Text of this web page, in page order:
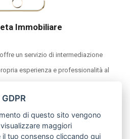
Immobiliare
un servizio di intermediazione
esperienza e professionalità al
04683000485
di questo sito vengono
maggiori
tuo consenso cliccando qui